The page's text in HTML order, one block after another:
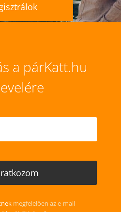
a párKatt.hu
megfelelően az e-mail